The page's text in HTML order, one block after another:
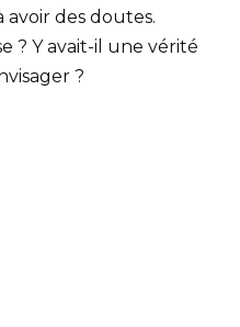
avoir des doutes.
? Y avait-il une vérité
?